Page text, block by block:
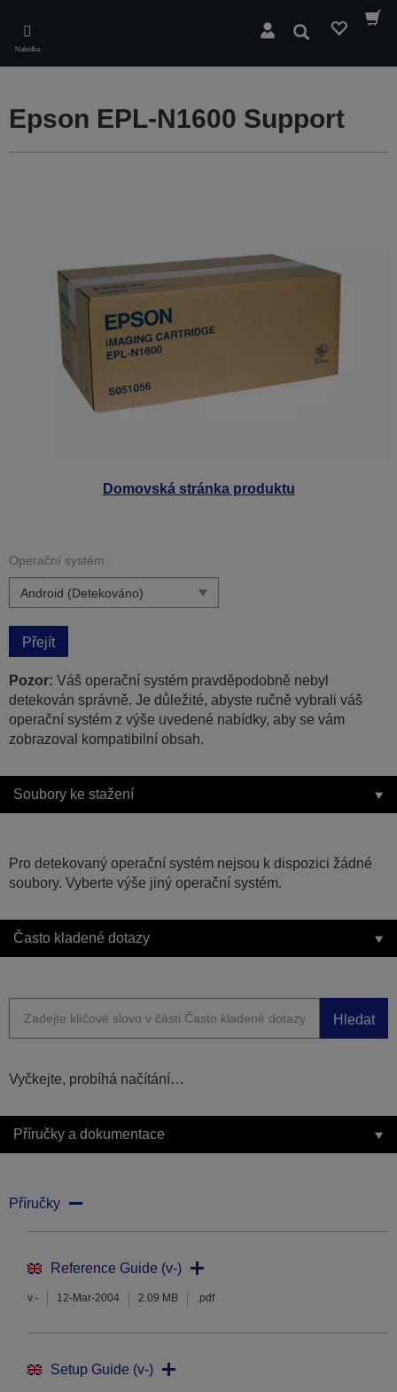
main
content
Nabídka
Hledat
Domovská stránka produktu
Epson EPL-N1600 Support
Operační systém:
Přejít
Pozor: Váš operační systém pravděpodobně nebyl
detekován správně. Je důležité, abyste ručně vybrali váš
operační systém z výše uvedené nabídky, aby se vám
zobrazoval kompatibilní obsah.
Soubory ke stažení
Pro detekovaný operační systém nejsou k dispozici žádné
soubory. Vyberte výše jiný operační systém.
Často kladené dotazy
Hledat
Vyčkejte, probíhá načítání…
Příručky a dokumentace
Příručky
Reference Guide (v-)
v.- 12-Mar-2004 2.09 MB .pdf
Setup Guide (v-)